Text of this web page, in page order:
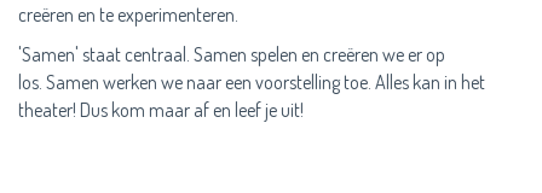
creëren en te experimenteren.
'Samen' staat centraal. Samen spelen en creëren we er op
los. Samen werken we naar een voorstelling toe. Alles kan in het
theater! Dus kom maar af en leef je uit!